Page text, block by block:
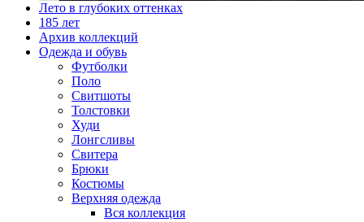
Лето в глубоких оттенках
185 лет
Архив коллекций
Одежда и обувь
Футболки
Поло
Свитшоты
Толстовки
Худи
Лонгсливы
Свитера
Брюки
Костюмы
Верхняя одежда
Вся коллекция